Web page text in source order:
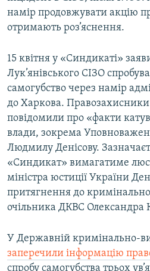
намір продовжувати акцію
отримають роз’яснення.
15 квітня у «Синдикаті»
Лук’янівського СІЗО
самогубство через намір
до Харкова.
повідомили про «факти
влади, зокрема
Людмилу Денісову.
«Синдикат» вимагатиме
міністра юстиції України
притягнення до
очільника ДКВС
У Державній кримінально-
заперечили інформацію
спробу самогубства трьох